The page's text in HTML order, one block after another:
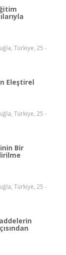
Türkiye, 25 -
Eleştirel
Türkiye, 25 -
Bir
Türkiye, 25 -